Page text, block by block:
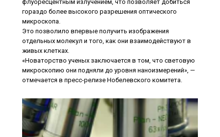
отдельных молекул и того, как они взаимодействуют в
живых клетках.
«Новаторство ученых заключается в том, что световую
микроскопию они подняли до уровня наноизмерений», —
отмечается в пресс-релизе Нобелевского комитета.